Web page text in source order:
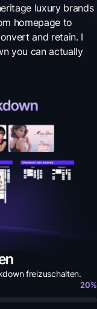
luxury brands
homepage to
and retain. I
you can actually
freizuschalten.
20%